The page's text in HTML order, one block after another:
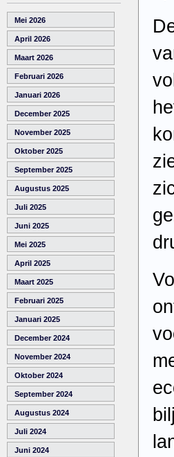
Mei 2026
April 2026
Maart 2026
Februari 2026
Januari 2026
December 2025
November 2025
Oktober 2025
September 2025
Augustus 2025
Juli 2025
Juni 2025
Mei 2025
April 2025
Maart 2025
Februari 2025
Januari 2025
December 2024
November 2024
Oktober 2024
September 2024
Augustus 2024
Juli 2024
Juni 2024